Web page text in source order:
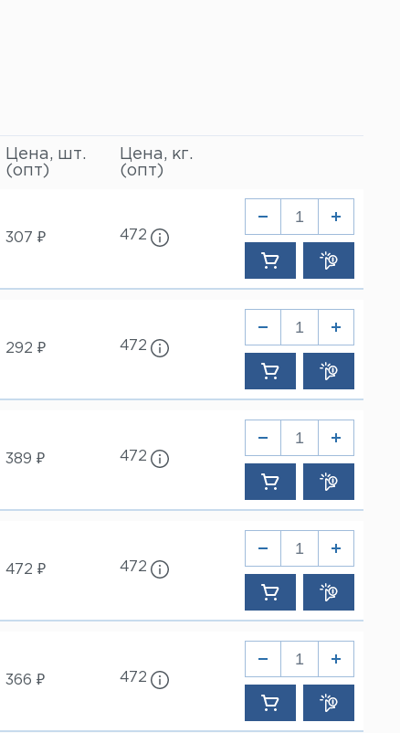
Цена, шт.
(опт)
Цена, кг.
(опт)
307 ₽ 472
292 ₽ 472
389 ₽ 472
472 ₽ 472
366 ₽ 472